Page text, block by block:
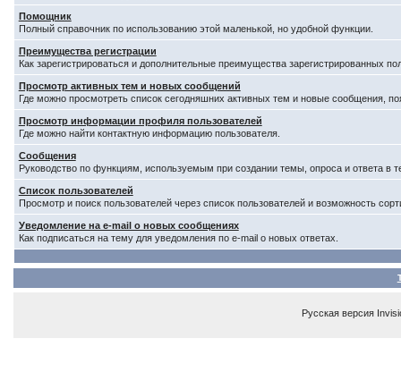
Помощник
Полный справочник по использованию этой маленькой, но удобной функции.
Преимущества регистрации
Как зарегистрироваться и дополнительные преимущества зарегистрированных
Просмотр активных тем и новых сообщений
Где можно просмотреть список сегодняшних активных тем и новые сообщения,
Просмотр информации профиля пользователей
Где можно найти контактную информацию пользователя.
Сообщения
Руководство по функциям, используемым при создании темы, опроса и ответа в
Список пользователей
Просмотр и поиск пользователей через список пользователей и возможность
Уведомление на e-mail о новых сообщениях
Как подписаться на тему для уведомления по e-mail о новых ответах.
Русская версия